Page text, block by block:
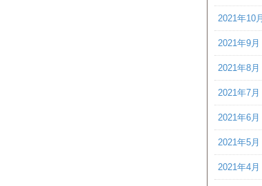
2021年10月
2021年9月
2021年8月
2021年7月
2021年6月
2021年5月
2021年4月